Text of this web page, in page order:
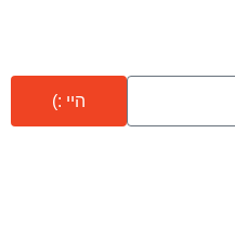
היי :)